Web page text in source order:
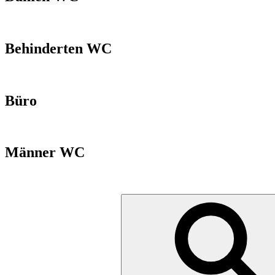
Behinderten WC
Büro
Männer WC